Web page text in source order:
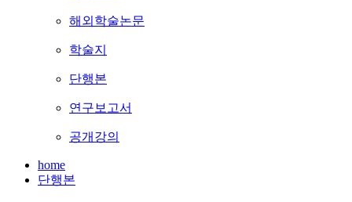
해외학술논문
학술지
단행본
연구보고서
공개강의
home
단행본